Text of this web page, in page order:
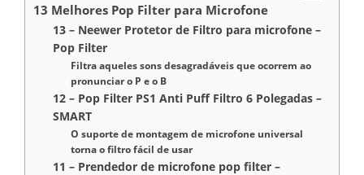
13 Melhores Pop Filter para Microfone
13 – Neewer Protetor de Filtro para microfone –
Pop Filter
Filtra aqueles sons desagradáveis que ocorrem ao
pronunciar o P e o B
12 – Pop Filter PS1 Anti Puff Filtro 6 Polegadas –
SMART
O suporte de montagem de microfone universal
torna o filtro fácil de usar
11 – Prendedor de microfone pop filter –